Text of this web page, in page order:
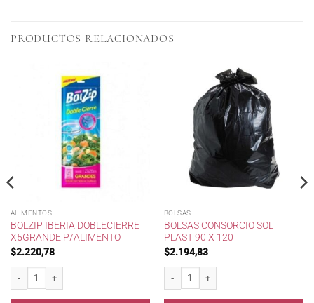
PRODUCTOS RELACIONADOS
ALIMENTOS
BOLZIP IBERIA DOBLECIERRE
X5GRANDE P/ALIMENTO
$2.220,78
BOLSAS
BOLSAS CONSORCIO SOL
PLAST 90 X 120
$2.194,83